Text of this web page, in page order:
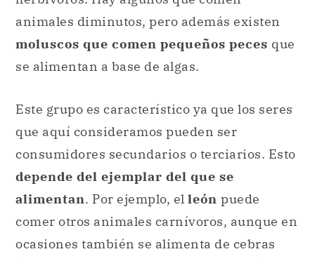
Este grupo es característico ya que los seres
que aquí consideramos pueden ser
consumidores secundarios o terciarios. Esto
alimentan . Por ejemplo, elleónpuede
comer otros animales carnívoros, aunque en
ocasiones también se alimenta de cebras
(que, a su vez, se alimentan de plantas). Lo
mismo ocurre con otrasespeciescomo el
zorro o el puma.